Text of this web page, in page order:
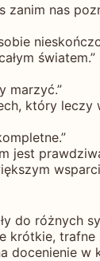
zanim nas
światem.”
marzyć.”
który leczy
jest
do
krótkie,
docenienie w